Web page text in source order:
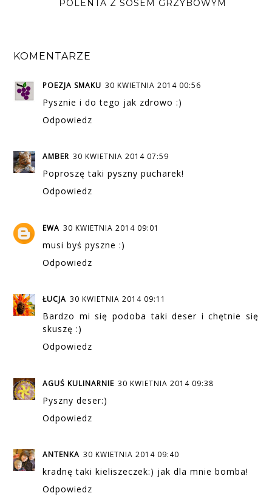
POLENTA Z SOSEM GRZYBOWYM
KOMENTARZE
POEZJA SMAKU 30 KWIETNIA 2014 00:56
Pysznie i do tego jak zdrowo :)
Odpowiedz
AMBER 30 KWIETNIA 2014 07:59
Poproszę taki pyszny pucharek!
Odpowiedz
EWA 30 KWIETNIA 2014 09:01
musi byś pyszne :)
Odpowiedz
ŁUCJA 30 KWIETNIA 2014 09:11
Bardzo mi się podoba taki deser i chętnie się
skuszę :)
Odpowiedz
AGUŚ KULINARNIE 30 KWIETNIA 2014 09:38
Pyszny deser:)
Odpowiedz
ANTENKA 30 KWIETNIA 2014 09:40
kradnę taki kieliszeczek:) jak dla mnie bomba!
Odpowiedz